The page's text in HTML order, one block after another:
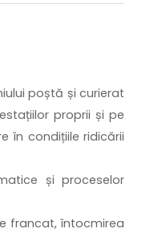
poștă și curierat
proprii și pe
în condițiile ridicării
și proceselor
francat, întocmirea